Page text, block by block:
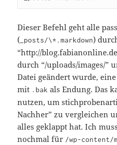
Dieser Befehl geht alle
( _posts/\*.markdown)
“http://
durch “/uploads/images/”
Datei geändert wurde,
mit .bak als Endung. Das
nutzen, um
Nachher” zu vergleichen
alles geklappt hat. Ich
nochmal für /wp-content/